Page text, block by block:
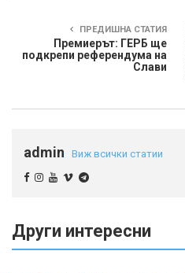
ПРЕДИШНА СТАТИЯ
Премиерът: ГЕРБ ще
подкрепи референдума на
Слави
admin Виж всички статии
Други интересни